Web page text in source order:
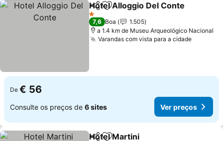
PartilharAdicionar aos favoritos
Hotel Alloggio Del Conte
1 Estrelas
7,6 Boa
1.505
a 1.4 km de Museu Arqueológico Nacional
Varandas com vista para a cidade
De € 56
Consulte os preços de 6 sites Ver preços
Hotel Martini